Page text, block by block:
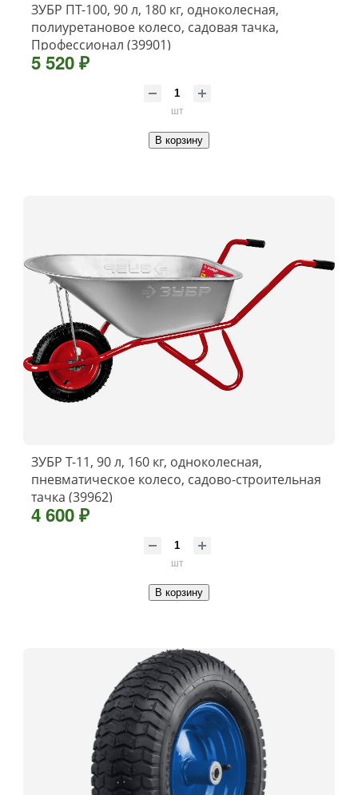
ЗУБР ПТ-100, 90 л, 180 кг, одноколесная,
полиуретановое колесо, садовая тачка,
Профессионал (39901)
5 520 ₽
шт
В корзину
ЗУБР Т-11, 90 л, 160 кг, одноколесная,
пневматическое колесо, садово-строительная
тачка (39962)
4 600 ₽
шт
В корзину